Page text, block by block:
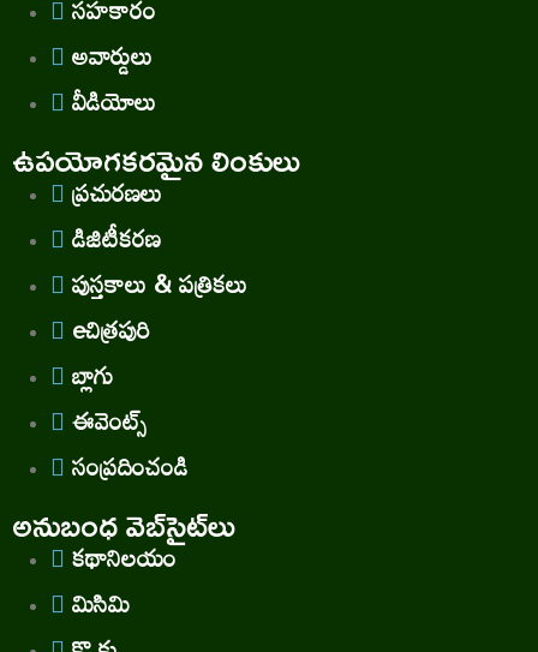
అవార్డులు
వీడియోలు
ఉపయోగకరమైన లింకులు
ప్రచురణలు
డిజిటీకరణ
పుస్తకాలు & పత్రికలు
eచిత్రపురి
బ్లాగు
ఈవెంట్స్
సంప్రదించండి
అనుబంధ వెబ్‌సైట్‌లు
కథానిలయం
మిసిమి